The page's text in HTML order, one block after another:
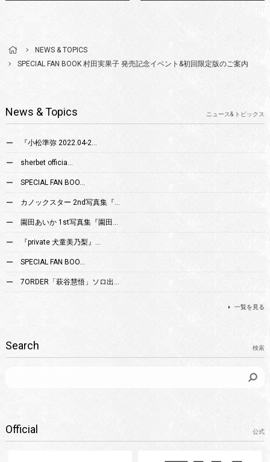
NEWS & TOPICS
SPECIAL FAN BOOK 村田実果子 発売記念イベント&初回限定版のご案内
News & Topics ニュース& トピックス
『小松準弥 2022.04-2…
sherbet officia…
SPECIAL FAN BOO…
カノックスター 2nd写真集『…
園田あいか 1st写真集『園田…
『private 犬童美乃梨』…
SPECIAL FAN BOO…
7ORDER「萩谷慧悟」ソロ出…
一覧を見る
Search 検索
Official 公式